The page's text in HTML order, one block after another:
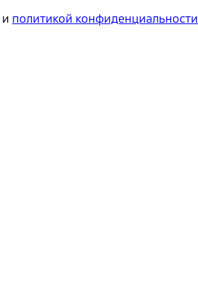
и политикой конфиденциальности